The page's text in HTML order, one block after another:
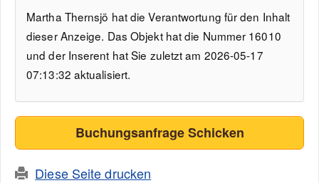
Martha Thernsjö hat die Verantwortung für den Inhalt
dieser Anzeige. Das Objekt hat die Nummer 16010
und der Inserent hat Sie zuletzt am 2026-05-17
07:13:32 aktualisiert.
Buchungsanfrage Schicken
Diese Seite drucken